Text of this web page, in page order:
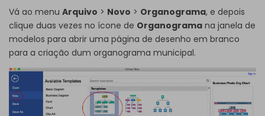
Vá ao menu Arquivo > Novo > Organograma, e depois
clique duas vezes no ícone de Organograma na janela de
modelos para abrir uma página de desenho em branco
para a criação dum organograma municipal.